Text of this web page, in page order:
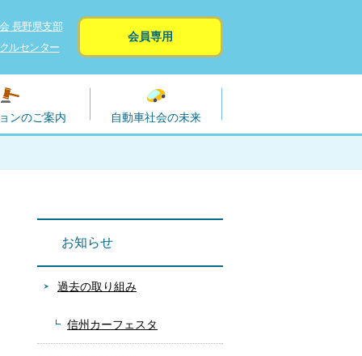
長野県支部
ルセンター
会員専用
ンのご案内 自動車社会の未来
お知らせ
過去の取り組み
信州カーフェスタ